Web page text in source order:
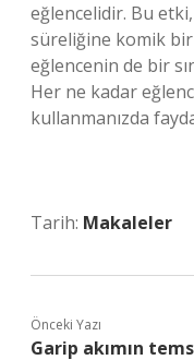
eğlencelidir. Bu
süreliğine komik
eğlencenin de bir
Her ne kadar
kullanmanızda
Tarih: Makaleler
Önceki Yazı
Garip akımın